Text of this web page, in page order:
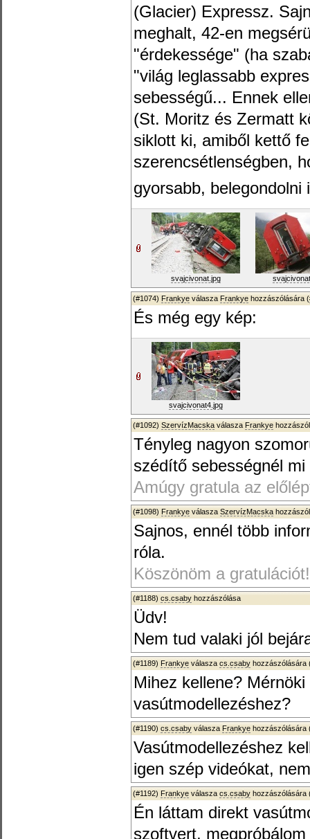
(Glacier) Expressz.
meghalt, 42-en
"érdekessége" (ha
"világ leglassabb
sebességű... Ennek
(St. Moritz és Zermatt
siklott ki, amiből kettő
szerencsétlenségben,
gyorsabb,
svajcivonat.jpg
(#1074) Frankye válasza Frankye hozzászólására (
És még egy kép:
svajcivonat4.jpg
(#1092) SzervízMacska válasza Frankye
Tényleg nagyon
szédítő sebességnél
Amúgy gratula az
(#1098) Frankye válasza SzervízMacska
Sajnos, ennél több
róla.
Köszönöm a gratulációt!
(#1188) cs.csaby hozzászólása
Üdv!
Nem tud valaki jól
(#1189) Frankye válasza cs.csaby hozzászólására
Mihez kellene?
vasútmodellezéshez?
(#1190) cs.csaby válasza Frankye hozzászólására
Vasútmodellezéshez
igen szép videókat,
(#1192) Frankye válasza cs.csaby hozzászólására
Én láttam direkt
szoftvert,